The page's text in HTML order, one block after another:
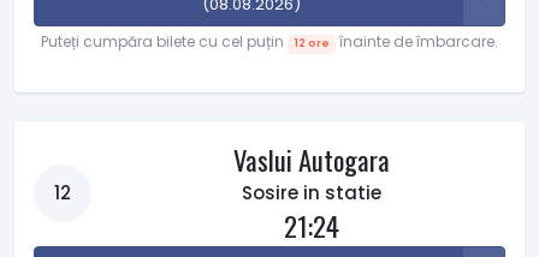
(08.08.2026)
Puteți cumpăra bilete cu cel puțin 12 ore înainte de îmbarcare.
12
Vaslui Autogara
Sosire in statie
21:24